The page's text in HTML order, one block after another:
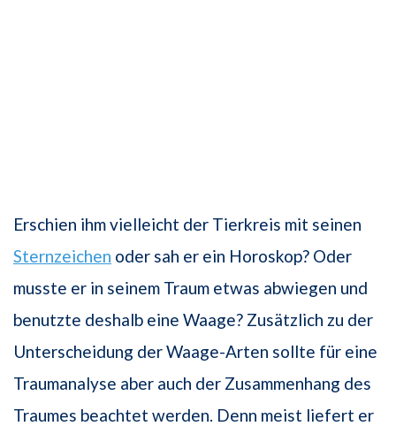
Erschien ihm vielleicht der Tierkreis mit seinen
Sternzeichen oder sah er ein Horoskop? Oder
musste er in seinem Traum etwas abwiegen und
benutzte deshalb eine Waage? Zusätzlich zu der
Unterscheidung der Waage-Arten sollte für eine
Traumanalyse aber auch der Zusammenhang des
Traumes beachtet werden. Denn meist liefert er